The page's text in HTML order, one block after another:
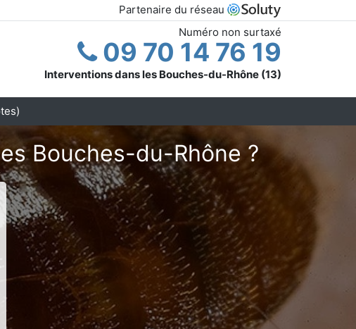
Partenaire du réseau
Numéro non surtaxé
09 70 14 76 19
Interventions dans les Bouches-du-Rhône (13)
Bouches-du-Rhône ?